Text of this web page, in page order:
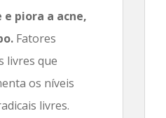
piora a acne,
Fatores
livres que
os níveis
livres.